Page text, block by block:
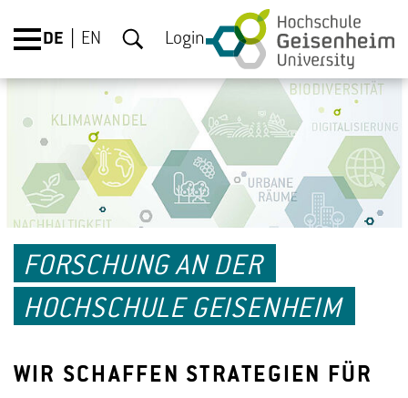
DE EN Login
FORSCHUNG AN DER
HOCHSCHULE GEISENHEIM
WIR SCHAFFEN STRATEGIEN FÜR